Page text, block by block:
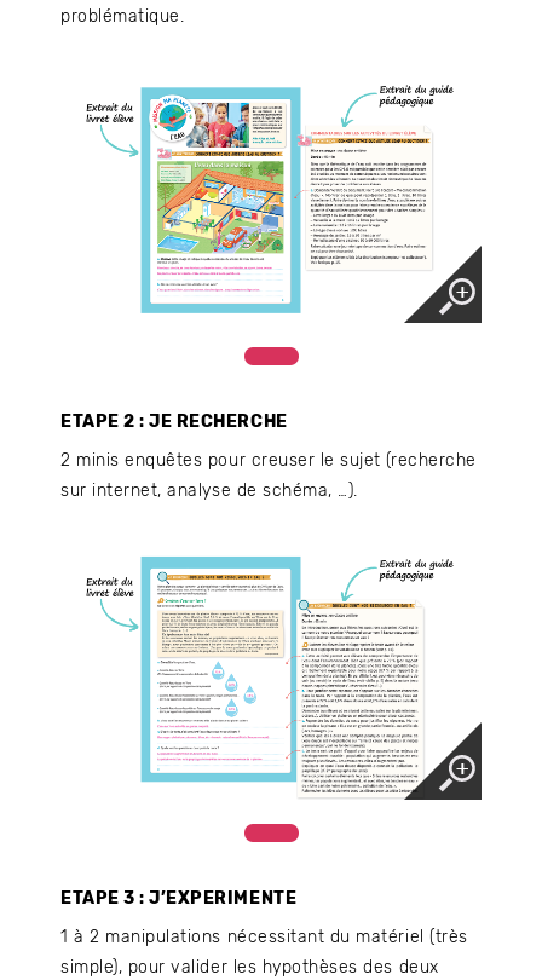
problématique.
ETAPE 2 : JE RECHERCHE
2 minis enquêtes pour creuser le sujet (recherche
sur internet, analyse de schéma, …).
ETAPE 3 : J’EXPERIMENTE
1 à 2 manipulations nécessitant du matériel (très
simple), pour valider les hypothèses des deux